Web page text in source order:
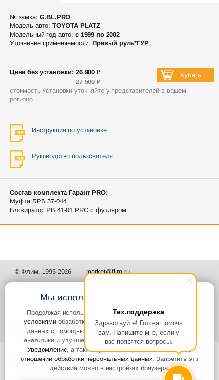
Тех.поддержка
Здравствуйте! Готова помочь
вам. Напишите мне, если у
вас появятся вопросы.
№ замка: G.BL.PRO
Модель авто: TOYOTA PLATZ
Модельный год авто: c 1999 по 2002
Уточнение применяемости: Правый руль*ГУР
Цена без установки: 26 900 ₽
27 500 ₽
стоимость установки уточняйте у представителей в вашем
регионе
Инструкция по установке
Руководство пользователя
Состав комплекта Гарант PRO:
Муфта БРВ 37-044
Блокиратор РВ 41-01.PRO с футляром
© Флим, 1995-2026 market@flim.ru
Задать вопрос Контакты
Интернет-сайт носит информационный характер и не является
публичной офертой, которая определяется положениями статьи 437
Гражданского кодекса РФ. Информация о характеристиках и
Мы используем файлы Cookies
Продолжая использовать наш сайт, высоглашаетесь с
условиями обработки cookie-файлов и пользовательских
данных с помощью Яндекс.Метрика, необходимых для
аналитики и улучшения качества работы сайта и сервиса
Уведомление, а также принимаете условияПолитики в
отношении обработки персональных данных. Запретить эти
действия можно в настройках браузера.